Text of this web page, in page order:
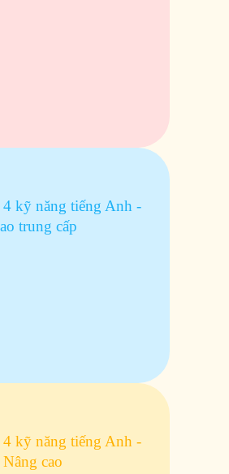
kỹ năng tiếng Anh -
trung cấp
kỹ năng tiếng Anh -
Nâng cao